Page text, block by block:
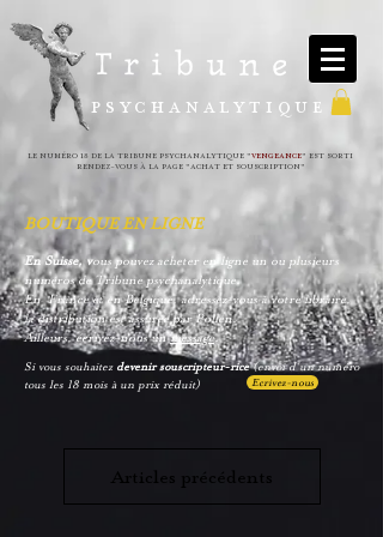
PSYCHANALYTIQUE
le NUMéRO 18 DE LA TRIBUNE PSYCHANALYTIQUE "VENGEANCE" est sorti
REndez-vous à la page "achat et souscription"
BOUTIQUE EN LIGNE
En Suisse, vous pouvez acheter en ligne un ou plusieurs
numéros de Tribune psychanalytique.
En France et en Belgique, adressez-vous à votre libraire,
la distribution est assurée par Pollen.
Ailleurs, écrivez-nous unmessage.
Si vous souhaitez devenir souscripteur-rice(envoi d'un numéro
tous les 18 mois à un prix réduit)
Ecrivez-nous
Articles précédents